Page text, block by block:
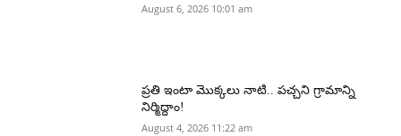
August 6, 2026 10:01 am
ప్రతి ఇంటా మొక్కలు నాటి.. పచ్చని గ్రామాన్ని
నిర్మిద్దాం!
August 4, 2026 11:22 am